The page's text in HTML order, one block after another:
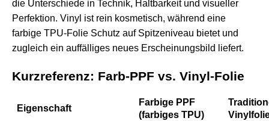
die Unterschiede in Technik, Haltbarkeit und visueller
Perfektion. Vinyl ist rein kosmetisch, während eine
farbige TPU-Folie Schutz auf Spitzeniveau bietet und
zugleich ein auffälliges neues Erscheinungsbild liefert.
Kurzreferenz: Farb-PPF vs. Vinyl-Folie
Eigenschaft
Farbige PPF
(farbiges TPU)